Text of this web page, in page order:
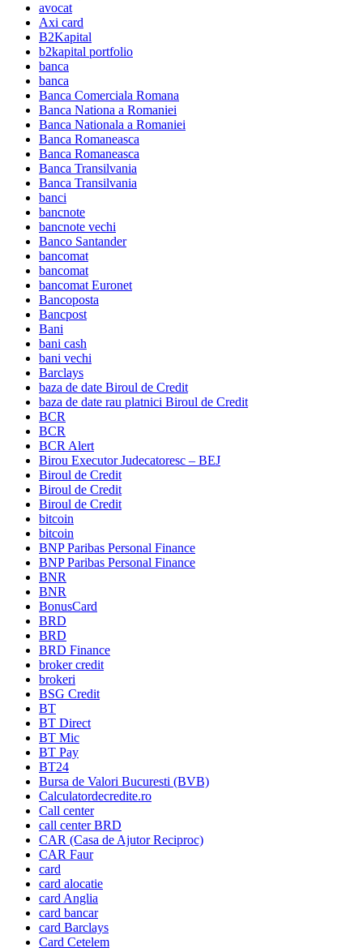
avocat
Axi card
B2Kapital
b2kapital portfolio
banca
banca
Banca Comerciala Romana
Banca Nationa a Romaniei
Banca Nationala a Romaniei
Banca Romaneasca
Banca Romaneasca
Banca Transilvania
Banca Transilvania
banci
bancnote
bancnote vechi
Banco Santander
bancomat
bancomat
bancomat Euronet
Bancoposta
Bancpost
Bani
bani cash
bani vechi
Barclays
baza de date Biroul de Credit
baza de date rau platnici Biroul de Credit
BCR
BCR
BCR Alert
Birou Executor Judecatoresc – BEJ
Biroul de Credit
Biroul de Credit
Biroul de Credit
bitcoin
bitcoin
BNP Paribas Personal Finance
BNP Paribas Personal Finance
BNR
BNR
BonusCard
BRD
BRD
BRD Finance
broker credit
brokeri
BSG Credit
BT
BT Direct
BT Mic
BT Pay
BT24
Bursa de Valori Bucuresti (BVB)
Calculatordecredite.ro
Call center
call center BRD
CAR (Casa de Ajutor Reciproc)
CAR Faur
card
card alocatie
card Anglia
card bancar
card Barclays
Card Cetelem